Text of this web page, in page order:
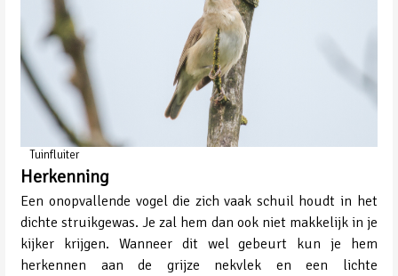
Tuinfluiter
Herkenning
Een onopvallende vogel die zich vaak schuil houdt in het
dichte struikgewas. Je zal hem dan ook niet makkelijk in je
kijker krijgen. Wanneer dit wel gebeurt kun je hem
herkennen aan de grijze nekvlek en een lichte